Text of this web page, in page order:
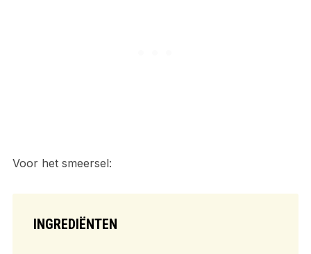
Voor het smeersel:
INGREDIËNTEN